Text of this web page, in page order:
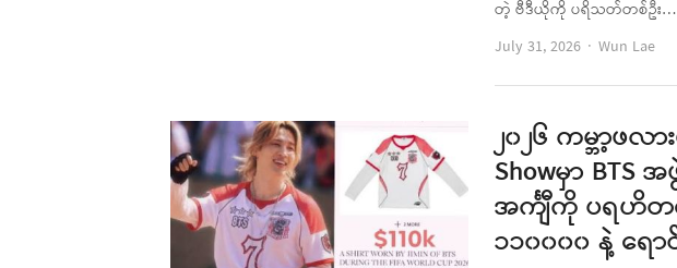
တဲ့ ဗီဒီယိုကို ပရိသတ်တစ်ဦး…
July 31, 2026
Author
Wun Lae
၂၀၂၆ ကမ္ဘာ့ဖလ
Showမှာ
အင်္ကျီကို ပရဟိ
၁၁၀၀၀၀ နဲ့ ရောင်